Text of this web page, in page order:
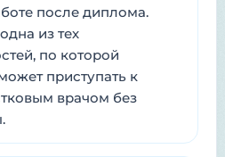
после диплома.
из тех
по которой
приступать к
врачом без